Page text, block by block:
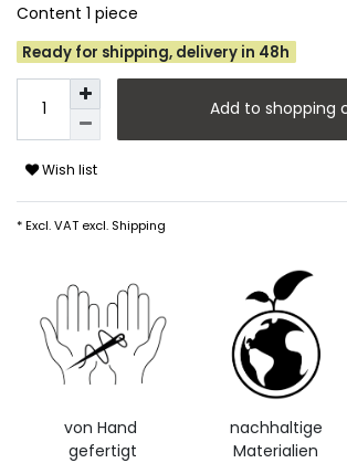
Content 1 piece
Ready for shipping, delivery in 48h
Add to shopping
Wish list
* Excl. VAT excl. Shipping
von Hand
gefertigt
nachhaltige
Materialien